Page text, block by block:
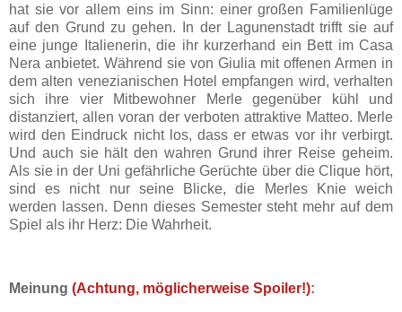
hat sie vor allem eins im Sinn: einer großen Familienlüge
auf den Grund zu gehen. In der Lagunenstadt trifft sie auf
eine junge Italienerin, die ihr kurzerhand ein Bett im Casa
Nera anbietet. Während sie von Giulia mit offenen Armen in
dem alten venezianischen Hotel empfangen wird, verhalten
sich ihre vier Mitbewohner Merle gegenüber kühl und
distanziert, allen voran der verboten attraktive Matteo. Merle
wird den Eindruck nicht los, dass er etwas vor ihr verbirgt.
Und auch sie hält den wahren Grund ihrer Reise geheim.
Als sie in der Uni gefährliche Gerüchte über die Clique hört,
sind es nicht nur seine Blicke, die Merles Knie weich
werden lassen. Denn dieses Semester steht mehr auf dem
Spiel als ihr Herz: Die Wahrheit.
Meinung (Achtung, möglicherweise Spoiler!):